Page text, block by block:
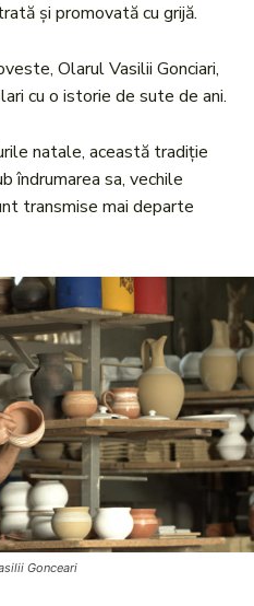
și promovată cu grijă.
Olarul Vasilii Gonciari,
cu o istorie de sute de ani.
natale, această tradiție
îndrumarea sa, vechile
transmise mai departe
Gonceari